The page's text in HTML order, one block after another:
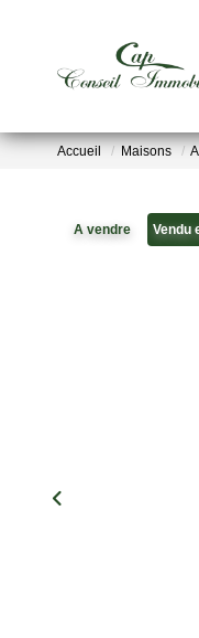
Accueil Maisons
A vendre Vendu